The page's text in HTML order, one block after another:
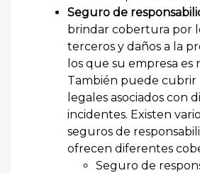
Seguro de
brindar cobertura por
terceros y daños a la
los que su empresa es
También puede cubrir
legales asociados con
incidentes. Existen
seguros de
ofrecen diferentes
Seguro de